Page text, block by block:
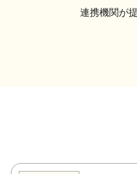
連携機関が